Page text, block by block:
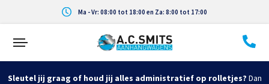
Ma - Vr: 08:00 tot 18:00 en Za: 8:00 tot 17:00
Sleutel jij graag of houd jij alles administratief op rolletjes? Dan